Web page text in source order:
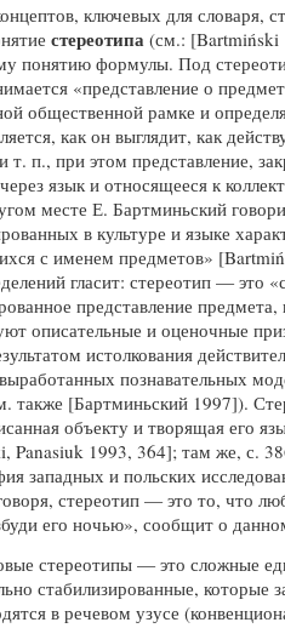
ключевых для словаря,
стереотипа (см.: [Bartmiński
понятию формулы. Под
«представление о
общественной рамке и
как он выглядит, как
т. п., при этом представление,
язык и относящееся к
месте Е. Бартминьский
в культуре и языке
с именем предметов»
гласит: стереотип — это
представление предмета,
описательные и оценочные
истолкования
познавательных
также [Бартминьский 1997]).
объекту и творящая его
Panasiuk 1993, 364]; там же, с.
западных и польских
стереотип — это то, что
его ночью», сообщит о
стереотипы — это сложные
стабилизированные, которые
в речевом узусе